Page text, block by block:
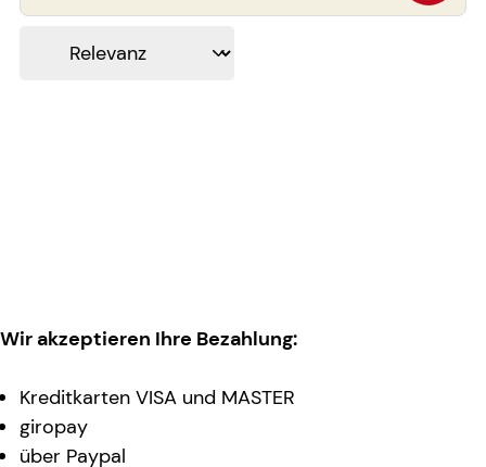
Wir akzeptieren Ihre Bezahlung:
Kreditkarten VISA und MASTER
giropay
über Paypal